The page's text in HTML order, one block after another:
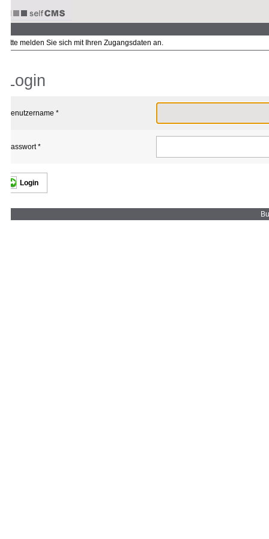
melden Sie sich mit Ihren Zugangsdaten an.
*
*